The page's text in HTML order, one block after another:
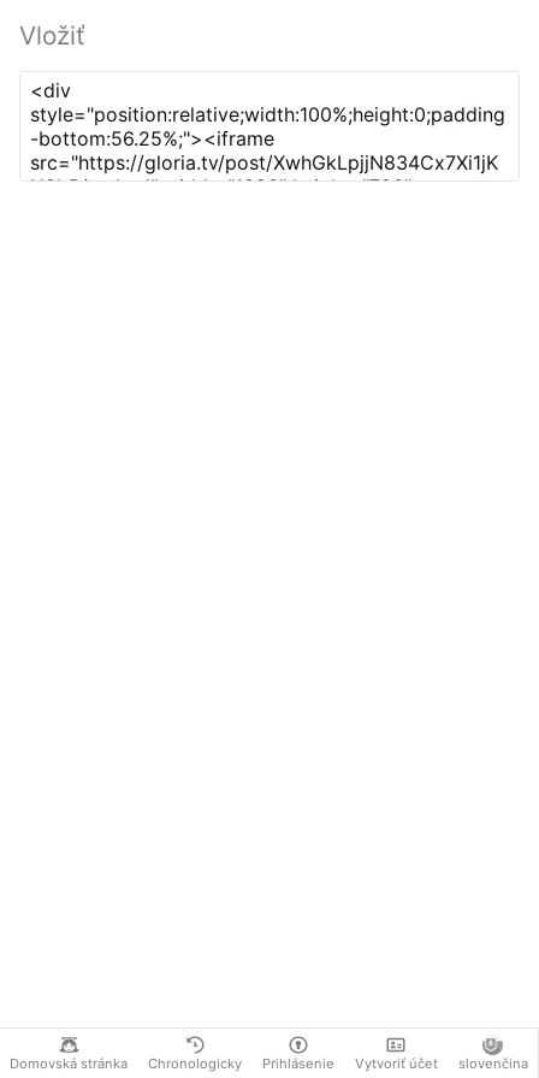
Domovská stránka Chronologicky Prihlásenie Vytvoriť účet slovenčina
Vložiť